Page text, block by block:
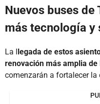
Nuevos buses
más tecnología y
La llegada de estos
renovación más amplia
comenzarán a fortalecer